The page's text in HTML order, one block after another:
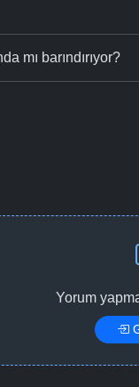
mı barındırıyor?
Yorum